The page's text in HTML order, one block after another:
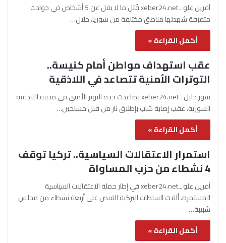
آفرين علو ـ xeber24.net قُتل ما لا يقل عن 5 أشخاص في حوادث
متفرقة شهدتها مناطق مختلفة من سوريا، خلال…
أكمل القراءة »
عقب استهداف مواطن أمام كنيسة..
التوترات الأمنية تتصاعد في اللاذقية
سوز خليل ـ xeber24.net تصاعدت حدة التوتر الأمني في مدينة اللاذقية
السورية، عقب إصابة شاب بإطلاق نار من قبل مسلحين…
أكمل القراءة »
استمرار الاعتقالات السياسية.. تركيا توقف
4 نشطاء من حزب المساواة
آفرين علو ـ xeber24.net في إطار حملة الاعتقالات السياسية
المستمرة، ألقت السلطات التركية القبض على أربعة نشطاء من مجلس
شبيبة…
أكمل القراءة »